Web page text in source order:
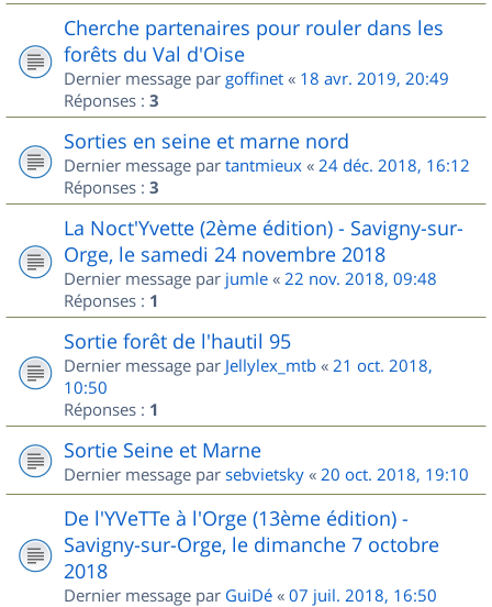
Cherche partenaires pour rouler dans les
forêts du Val d'Oise
Dernier message par goffinet « 18 avr. 2019, 20:49
Réponses : 3
Sorties en seine et marne nord
Dernier message par tantmieux « 24 déc. 2018, 16:12
Réponses : 3
La Noct'Yvette (2ème édition) - Savigny-sur-
Orge, le samedi 24 novembre 2018
Dernier message par jumle « 22 nov. 2018, 09:48
Réponses : 1
Sortie forêt de l'hautil 95
Dernier message par Jellylex_mtb « 21 oct. 2018,
10:50
Réponses : 1
Sortie Seine et Marne
Dernier message par sebvietsky « 20 oct. 2018, 19:10
De l'YVeTTe à l'Orge (13ème édition) -
Savigny-sur-Orge, le dimanche 7 octobre
2018
Dernier message par GuiDé « 07 juil. 2018, 16:50